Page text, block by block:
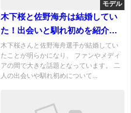
モデル
木下桜と佐野海舟は結婚してい
た！出会いと馴れ初めを紹介！
妊娠している？
木下桜さんと佐野海舟選手が結婚してい
たことが明らかになり、 ファンやメディ
アの間で大きな話題となっています。 二
人の出会いや馴れ初めについて...